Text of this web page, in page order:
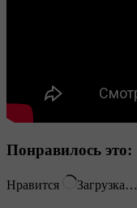
Понравилось это:
Нравится Загрузка…